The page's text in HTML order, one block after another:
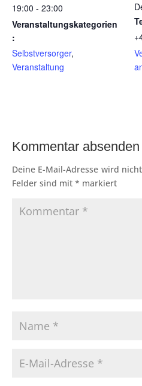
19:00 - 23:00
Veranstaltungskategorien
:
Selbstversorger,
Veranstaltung
Kommentar absenden
Deine E-Mail-Adresse wird
Felder sind mit * markiert